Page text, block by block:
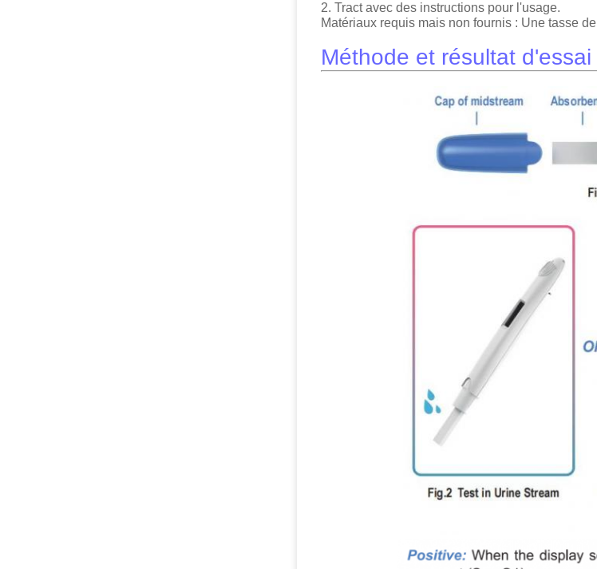
2. Tract avec des instructions pour l'usage.
Matériaux requis mais non fournis : Une tasse
Méthode et résultat d'essai